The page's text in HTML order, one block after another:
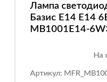
Лампа
Базис E14 E14
MB1001E14-
На
Артикул: